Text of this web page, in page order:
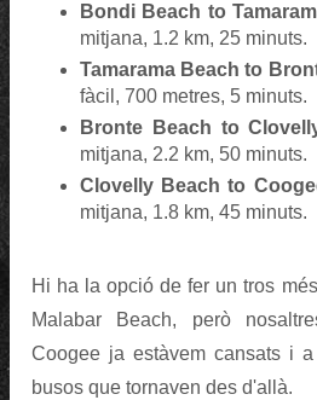
Bondi Beach to
mitjana, 1.2 km, 25 minuts.
Tamarama Beach to
fàcil, 700 metres, 5 minuts.
Bronte Beach to
mitjana, 2.2 km, 50 minuts.
Clovelly Beach to
mitjana, 1.8 km, 45 minuts.
Hi ha la opció de fer un tros
Malabar Beach, però
Coogee ja estàvem cansats i
busos que tornaven des d'allà.